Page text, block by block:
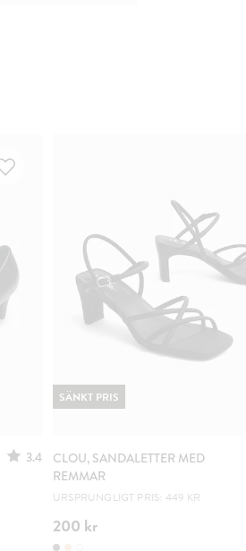
3.4
CLOU, SANDALETTER MED
REMMAR
URSPRUNGLIGT PRIS: 449 KR
200 kr
SÄNKT PRIS